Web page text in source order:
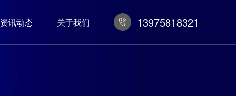
资讯动态 关于我们  13975818321